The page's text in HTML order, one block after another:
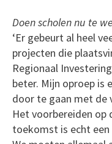
Doen scholen nu te
‘Er gebeurt al heel
projecten die
Regionaal
beter. Mijn oproep is
door te gaan met de
Het voorbereiden op
toekomst is echt